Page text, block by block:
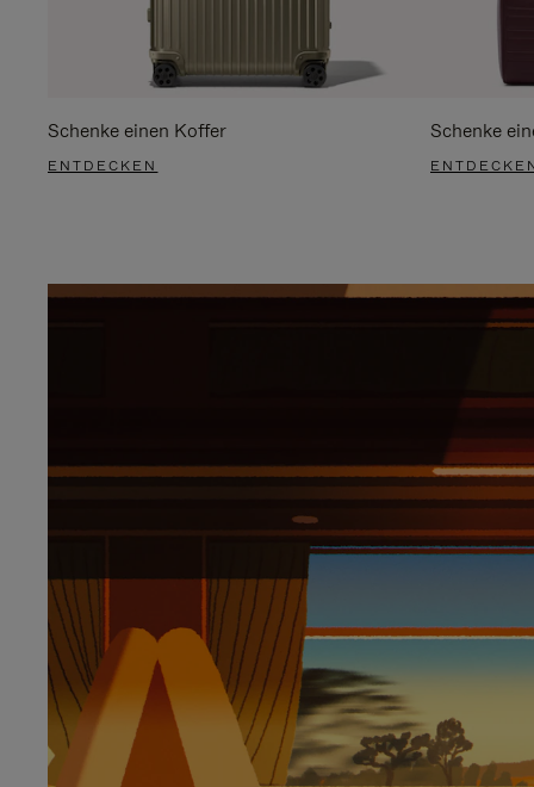
Schenke einen Koffer
ENTDECKEN
Schenke